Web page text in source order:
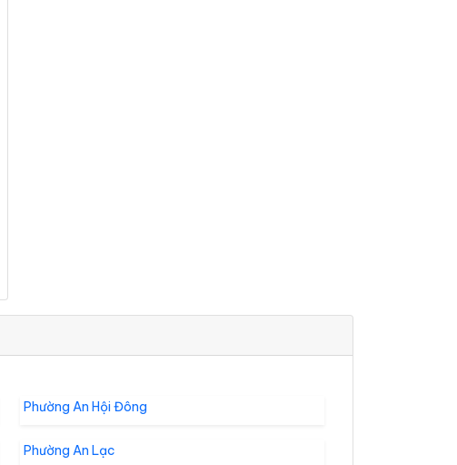
Phường An Hội Đông
Phường An Lạc